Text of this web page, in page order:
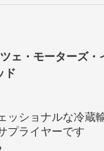
ェ・モーターズ・
ド
ッショナルな冷蔵
プライヤーです